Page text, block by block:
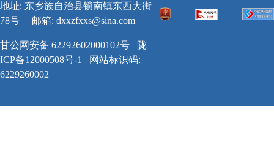
地址: 东乡族自治县锁南镇东西大街
78号
邮箱: dxxzfxxs@sina.com
甘公网安备 62292602000102号
陇
ICP备12000508号-1
网站标识码:
6229260002